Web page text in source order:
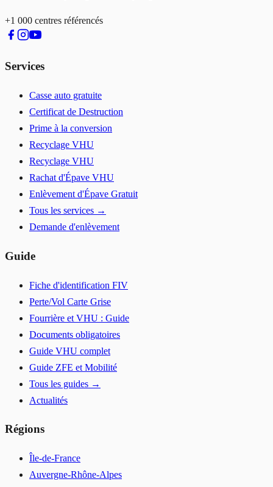
+1 000 centres référencés
Services
Casse auto gratuite
Certificat de Destruction
Prime à la conversion
Recyclage VHU
Recyclage VHU
Rachat d'Épave VHU
Enlèvement d'Épave Gratuit
Tous les services →
Demande d'enlèvement
Guide
Fiche d'identification FIV
Perte/Vol Carte Grise
Fourrière et VHU : Guide
Documents obligatoires
Guide VHU complet
Guide ZFE et Mobilité
Tous les guides →
Actualités
Régions
Île-de-France
Auvergne-Rhône-Alpes